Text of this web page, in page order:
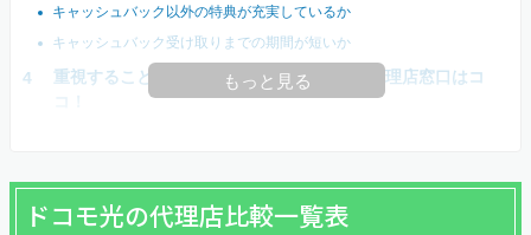
キャッシュバック以外の特典が充実しているか
キャッシュバック受け取りまでの期間が短いか
重視することで選ぶ｜あなたにおすすめの代理店窓口はコ
もっと見る
ドコモ光の代理店比較一覧表